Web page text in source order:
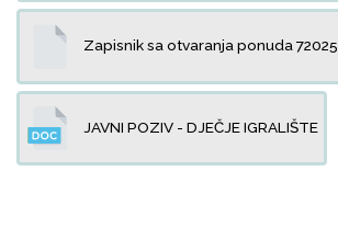
Zapisnik sa otvaranja ponuda 72025
JAVNI POZIV - DJEČJE IGRALIŠTE